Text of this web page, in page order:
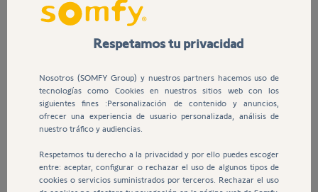
Respetamos tu privacidad
Nosotros (SOMFY Group) y nuestros partners hacemos uso de
tecnologías como Cookies en nuestros sitios web con los
siguientes fines :Personalización de contenido y anuncios,
ofrecer una experiencia de usuario personalizada, análisis de
nuestro tráfico y audiencias.
Respetamos tu derecho a la privacidad y por ello puedes escoger
entre: aceptar, configurar o rechazar el uso de algunos tipos de
cookies o servicios suministrados por terceros. Rechazar el uso